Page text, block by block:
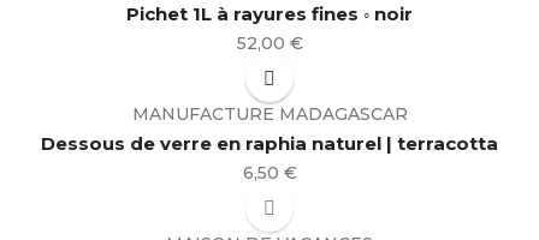
Pichet 1L à rayures fines ◦ noir
Prix
52,00 €
MANUFACTURE MADAGASCAR
Dessous de verre en raphia naturel | terracotta
Prix
6,50 €